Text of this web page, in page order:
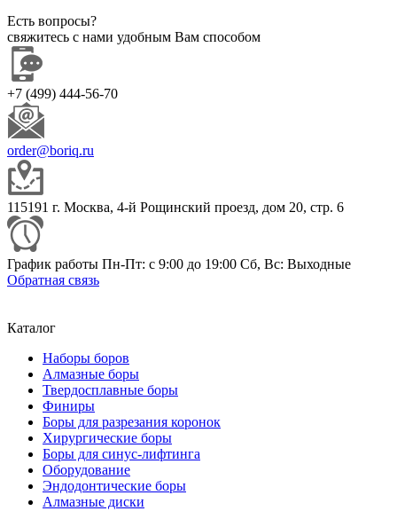
Есть вопросы?
свяжитесь с нами удобным Вам способом
+7 (499) 444-56-70
order@boriq.ru
115191 г. Москва, 4-й Рощинский проезд, дом 20, стр. 6
График работы Пн-Пт: с 9:00 до 19:00 Сб, Вс: Выходные
Обратная связь
Каталог
Наборы боров
Алмазные боры
Твердосплавные боры
Финиры
Боры для разрезания коронок
Хирургические боры
Боры для синус-лифтинга
Оборудование
Эндодонтические боры
Алмазные диски